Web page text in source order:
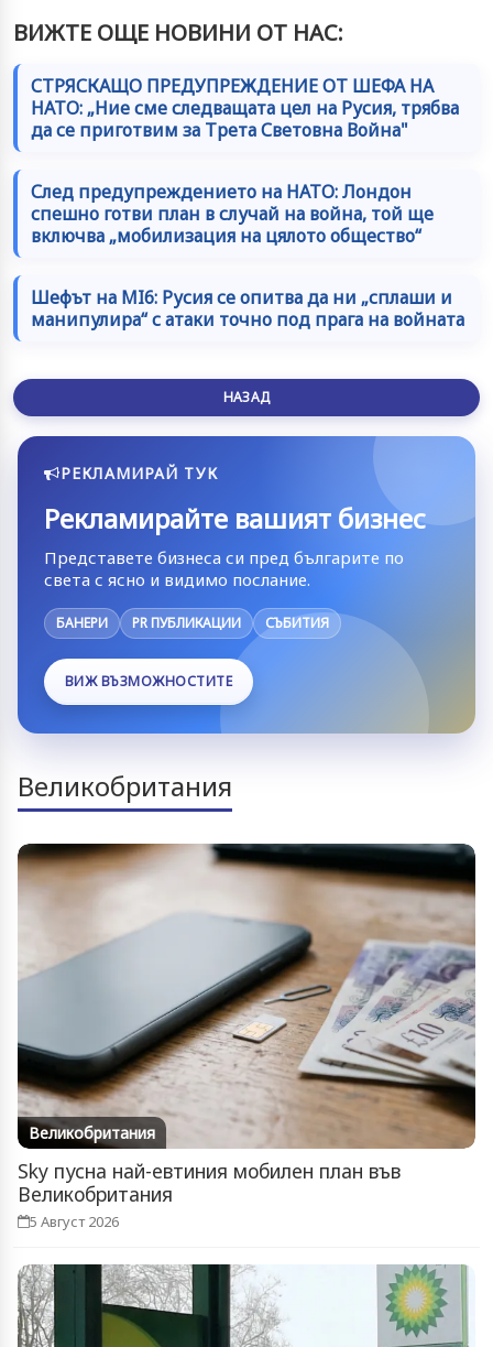
ВИЖТЕ ОЩЕ НОВИНИ ОТ НАС:
СТРЯСКАЩО ПРЕДУПРЕЖДЕНИЕ ОТ ШЕФА НА
НАТО: „Ние сме следващата цел на Русия, трябва
да се приготвим за Трета Световна Война"
След предупреждението на НАТО: Лондон
спешно готви план в случай на война, той ще
включва „мобилизация на цялото общество“
Шефът на MI6: Русия се опитва да ни „сплаши и
манипулира“ с атаки точно под прага на войната
НАЗАД
РЕКЛАМИРАЙ ТУК
Рекламирайте вашият бизнес
Представете бизнеса си пред българите по
света с ясно и видимо послание.
БАНЕРИ PR ПУБЛИКАЦИИ СЪБИТИЯ
ВИЖ ВЪЗМОЖНОСТИТЕ
Великобритания
Великобритания
Sky пусна най-евтиния мобилен план във
Великобритания
5 Август 2026